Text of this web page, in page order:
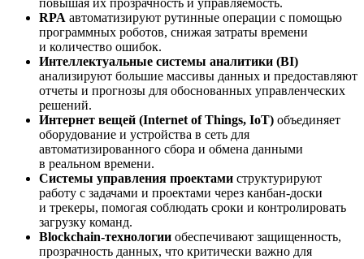
повышая их прозрачность и управляемость.
RPA автоматизируют рутинные операции с помощью
программных роботов, снижая затраты времени
и количество ошибок.
Интеллектуальные системы аналитики (BI)
анализируют большие массивы данных и предоставляют
отчеты и прогнозы для обоснованных управленческих
решений.
Интернет вещей (Internet of Things, IoT) объединяет
оборудование и устройства в сеть для
автоматизированного сбора и обмена данными
в реальном времени.
Системы управления проектами структурируют
работу с задачами и проектами через канбан-доски
и трекеры, помогая соблюдать сроки и контролировать
загрузку команд.
Blockchain-технологии обеспечивают защищенность,
прозрачность данных, что критически важно для